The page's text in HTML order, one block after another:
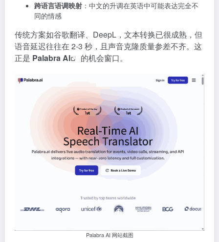
跨语言语调映射 ：中文的升调在英语中可能表达完全不
同的情感
传统方案如谷歌翻译、DeepL，文本转换已很成熟，但
语音延迟往往在 2-3 秒，且声音克隆质量参差不齐。这
正是 Palabra AI 的机会窗口。
Palabra AI 网站截图